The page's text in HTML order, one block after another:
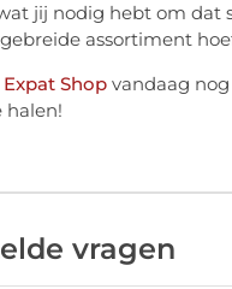
jij nodig hebt om dat
assortiment
Shopvandaag nog
halen!
vragen